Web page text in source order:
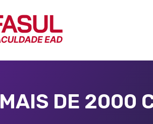
MAIS DE 2000